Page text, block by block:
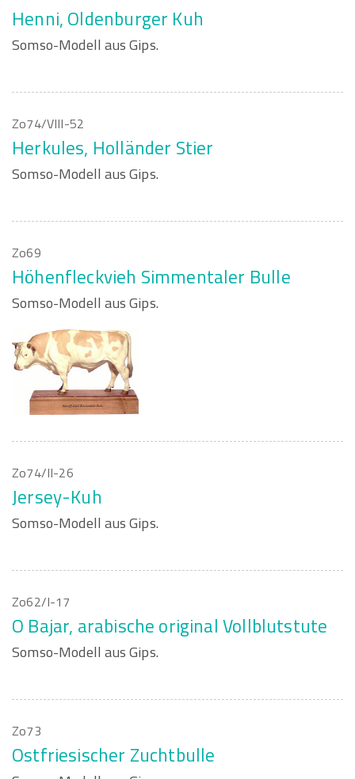
Henni, Oldenburger Kuh
Somso-Modell aus Gips.
Zo74/VIII-52
Herkules, Holländer Stier
Somso-Modell aus Gips.
Zo69
Höhenfleckvieh Simmentaler Bulle
Somso-Modell aus Gips.
Zo74/II-26
Jersey-Kuh
Somso-Modell aus Gips.
Zo62/I-17
O Bajar, arabische original Vollblutstute
Somso-Modell aus Gips.
Zo73
Ostfriesischer Zuchtbulle